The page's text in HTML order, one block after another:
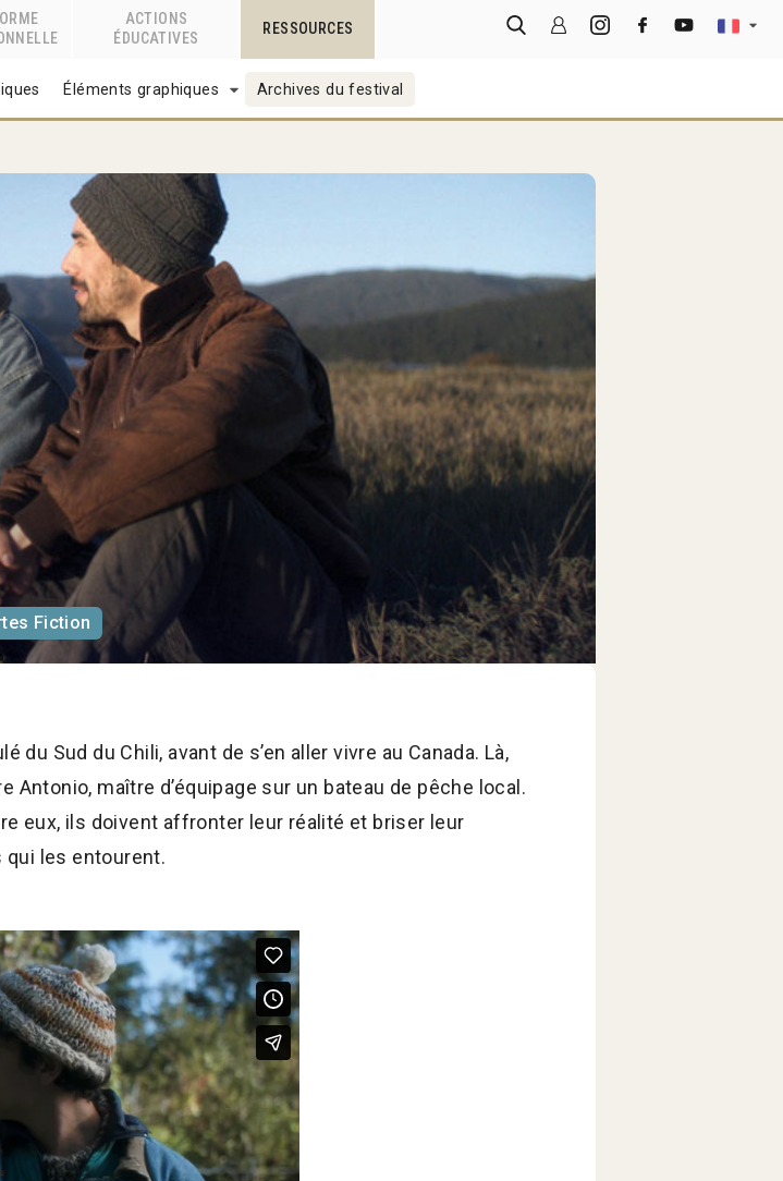
ACTIONS
ÉDUCATIVES
RESSOURCES
Éléments graphiques Archives du festival
Fiction
Sud du Chili, avant de s’en aller vivre au Canada. Là,
Antonio, maître d’équipage sur un bateau de pêche local.
eux, ils doivent affronter leur réalité et briser leur
qui les entourent.